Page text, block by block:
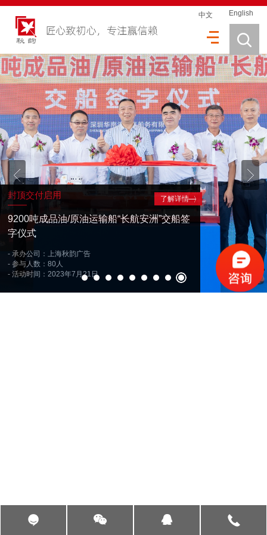
中文 English
封顶交付启用
9200吨成品油/原油运输船“长航安洲”交船签
字仪式
- 承办公司：上海秋韵广告
- 参与人数：80人
- 活动时间：2023年7月21日
了解详情